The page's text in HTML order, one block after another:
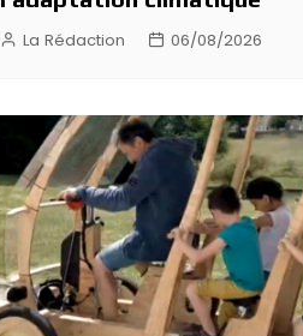
La Rédaction 06/08/2026